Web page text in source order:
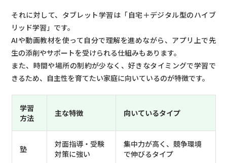
それに対して、タブレット学習は「自宅＋デジタル型のハイブ
リッド学習」です。
AIや動画教材を使って自分で理解を進めながら、アプリ上で先
生の添削やサポートを受けられる仕組みもあります。
また、時間や場所の制約が少なく、好きなタイミングで学習で
きるため、自主性を育てたい家庭に向いているのが特徴です。
学習
方法
主な特徴 向いているタイプ
塾
対面指導・受験
対策に強い
集中力が高く、競争環境
で伸びるタイプ